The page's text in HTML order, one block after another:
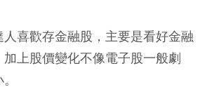
喜歡存金融股，主要是看好金融
上股價變化不像電子股一般劇